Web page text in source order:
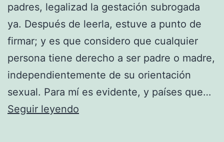
padres, legalizad la gestación subrogada
ya. Después de leerla, estuve a punto de
firmar; y es que considero que cualquier
persona tiene derecho a ser padre o madre,
independientemente de su orientación
sexual. Para mí es evidente, y países que…
Seguir leyendo